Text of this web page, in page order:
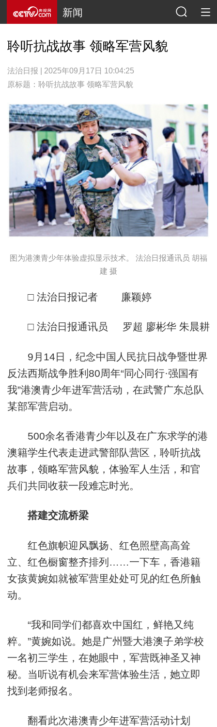
新闻
聆听抗战故事 领略军营风貌
法治日报 | 2025年09月17日 10:04:25
原标题：聆听抗战故事 领略军营风貌
图为港澳青少年体验虚拟显示技术。 法治日报通讯员 胡福
建 摄
□ 法治日报记者 廉颖婷
□ 法治日报通讯员 罗超 廖彬华 朱晨耕
9月14日，纪念中国人民抗日战争暨世界
反法西斯战争胜利80周年“同心同行·强国有
我”港澳青少年进军营活动，在武警广东总队
某部军营启动。
500余名香港青少年以及在广东求学的港
澳籍学生代表走进武警部队营区，聆听抗战
故事，领略军营风貌，体验军人生活，和官
兵们共同收获一段难忘时光。
搭建交流桥梁
红色旗帜迎风飘扬、红色照壁高高耸
立、红色橱窗整齐排列……一下车，香港籍
女孩黄婉如就被军营里处处可见的红色所触
动。
“我和同学们都喜欢中国红，鲜艳又纯
粹。”黄婉如说。她是广州暨大港澳子弟学校
一名初三学生，在她眼中，军营既神圣又神
秘。当听说有机会来军营体验生活，她立即
找到老师报名。
翻看此次港澳青少年进军营活动计划